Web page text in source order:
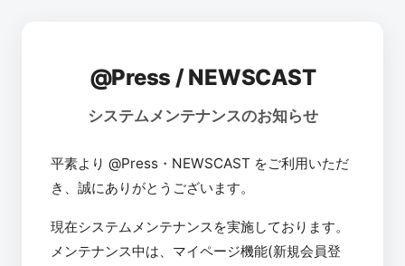
@Press / NEWSCAST
システムメンテナンスのお知らせ
平素より @Press・NEWSCAST をご利用いただ
き、誠にありがとうございます。
現在システムメンテナンスを実施しております。
メンテナンス中は、マイページ機能(新規会員登